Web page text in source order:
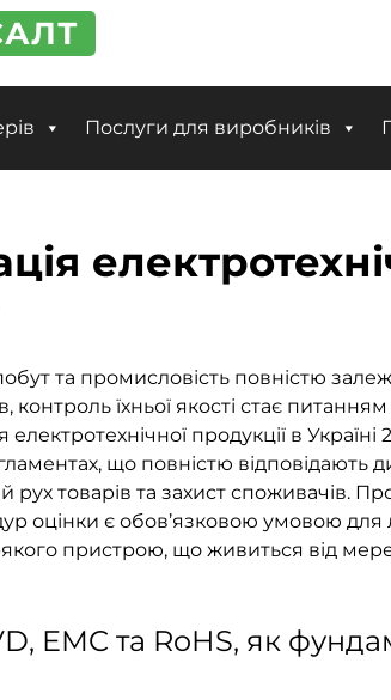
Послуги для виробників
та промисловість повністю
контроль їхньої якості стає
електротехнічної продукції в Україні
що повністю відповідають
рух товарів та захист споживачів.
оцінки є обов’язковою умовою для
пристрою, що живиться від
EMC та RoHS, як